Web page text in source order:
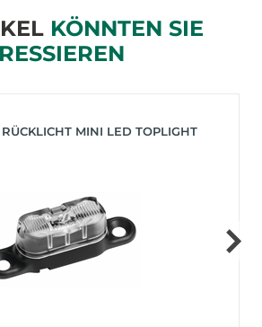
KÖNNTEN SIE
MINI LED TOPLIGHT